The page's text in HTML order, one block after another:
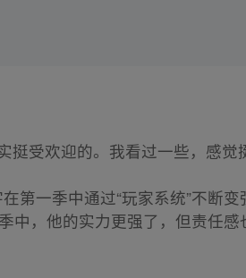
挺受欢迎的。我看过一些，感觉
第一季中通过“玩家系统”不断
中，他的实力更强了，但责任